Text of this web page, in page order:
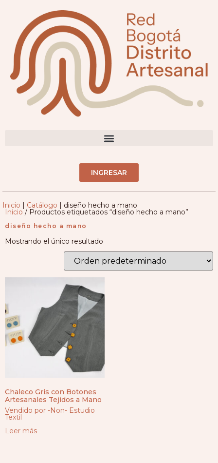
INGRESAR
Inicio | Catálogo | diseño hecho a mano
Inicio/ Productos etiquetados “diseño hecho a mano”
diseño hecho a mano
Mostrando el único resultado
Chaleco Gris con Botones
Artesanales Tejidos a Mano
Vendido por -Non- Estudio
Textil
Leer más